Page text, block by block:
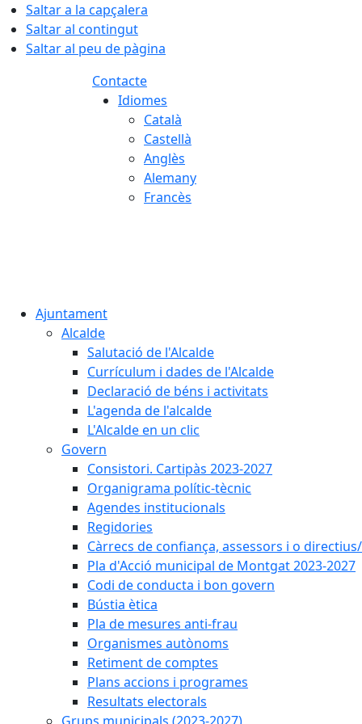
Saltar a la capçalera
Saltar al contingut
Saltar al peu de pàgina
Contacte
Idiomes
Català
Castellà
Anglès
Alemany
Francès
Ajuntament
Alcalde
Salutació de l'Alcalde
Currículum i dades de l'Alcalde
Declaració de béns i activitats
L'agenda de l'alcalde
L'Alcalde en un clic
Govern
Consistori. Cartipàs 2023-2027
Organigrama polític-tècnic
Agendes institucionals
Regidories
Càrrecs de confiança, assessors i o
Pla d'Acció municipal de Montgat 2023-2027
Codi de conducta i bon govern
Bústia ètica
Pla de mesures anti-frau
Organismes autònoms
Retiment de comptes
Plans accions i programes
Resultats electorals